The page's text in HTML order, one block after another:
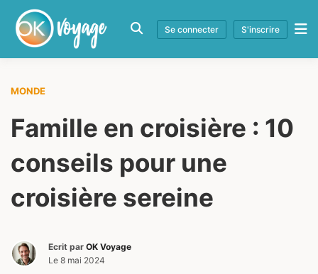
Se connecter S'inscrire
MONDE
Famille en croisière : 10
conseils pour une
croisière sereine
Ecrit par OK Voyage
Le 8 mai 2024